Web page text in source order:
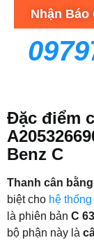
Nhận Báo
Đặc điểm
Benz C
Thanh cân
biệt cho hệ
là phiên bản C
bộ phận này là